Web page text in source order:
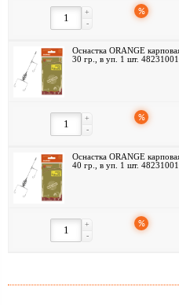
-
+ %
Оснастка ORANGE
30 гр., в уп. 1 шт.
-
+ %
Оснастка ORANGE
40 гр., в уп. 1 шт.
-
+ %